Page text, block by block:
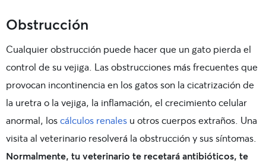
Obstrucción
Cualquier obstrucción puede hacer que un gato pierda el
control de su vejiga. Las obstrucciones más frecuentes que
provocan incontinencia en los gatos son la cicatrización de
la uretra o la vejiga, la inflamación, el crecimiento celular
anormal, loscálculos renales u otros cuerpos extraños. Una
visita al veterinario resolverá la obstrucción y sus síntomas.
Normalmente, tu veterinario te recetará antibióticos, te